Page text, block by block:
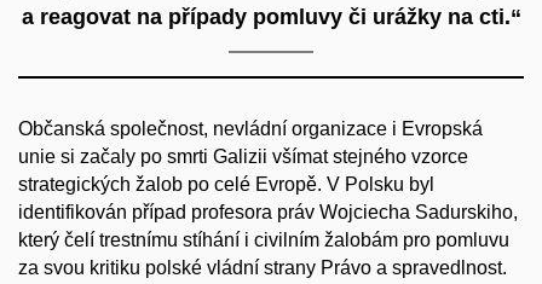
a reagovat na případy pomluvy či urážky na cti.“
Občanská společnost, nevládní organizace i Evropská
unie si začaly po smrti Galizii všímat stejného vzorce
strategických žalob po celé Evropě. V Polsku byl
identifikován případ profesora práv Wojciecha Sadurskiho,
který čelí trestnímu stíhání i civilním žalobám pro pomluvu
za svou kritiku polské vládní strany Právo a spravedlnost.